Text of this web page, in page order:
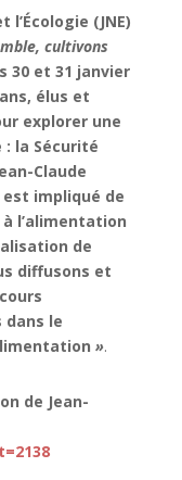
(JNE)
cultivons
30 et 31 janvier
élus et
explorer une
la Sécurité
Claude
impliqué de
l’alimentation
de
diffusons et
dans le
».
de Jean-